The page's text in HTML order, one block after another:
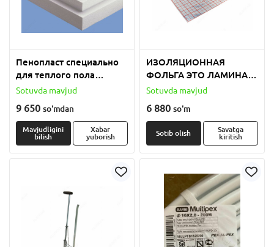
Пенопласт специально
для теплого пола
плотность от 18 до 25
Sotuvda mavjud
9 650 so'mdan
Mavjudligini
bilish
Xabar
yuborish
ИЗОЛЯЦИОННАЯ
ФОЛЬГА ЭТО ЛАМИНАТ
ПОЛИЭТИЛЕНОВОЙ И
ФОЛЬГИ
Sotuvda mavjud
6 880 so'm
Sotib olish
Savatga
kiritish